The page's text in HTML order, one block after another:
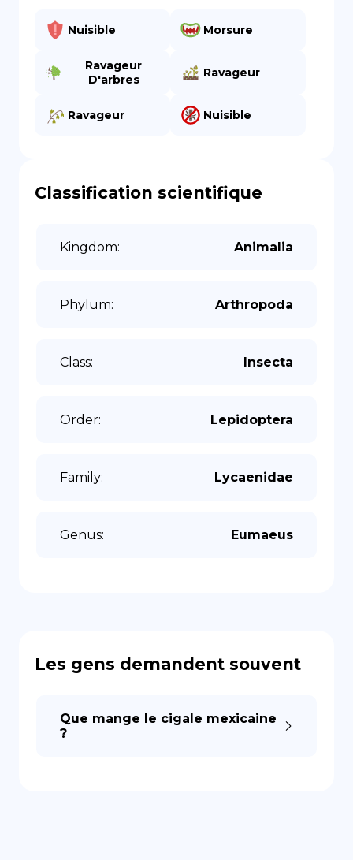
Nuisible Morsure
Ravageur
D'arbres
Ravageur
Ravageur Nuisible
Classification scientifique
Kingdom: Animalia
Phylum: Arthropoda
Class: Insecta
Order: Lepidoptera
Family: Lycaenidae
Genus: Eumaeus
Les gens demandent souvent
Que mange le cigale mexicaine
?